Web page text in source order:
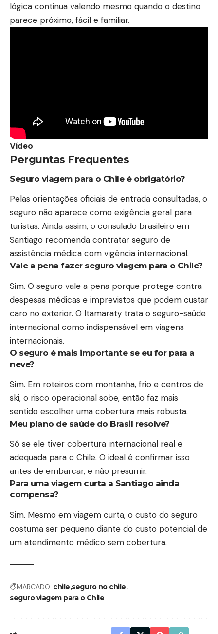
lógica continua valendo mesmo quando o destino
parece próximo, fácil e familiar.
Vídeo
Perguntas Frequentes
Seguro viagem para o Chile é obrigatório?
Pelas orientações oficiais de entrada consultadas, o
seguro não aparece como exigência geral para
turistas. Ainda assim, o consulado brasileiro em
Santiago recomenda contratar seguro de
assistência médica com vigência internacional.
Vale a pena fazer seguro viagem para o Chile?
Sim. O seguro vale a pena porque protege contra
despesas médicas e imprevistos que podem custar
caro no exterior. O Itamaraty trata o seguro-saúde
internacional como indispensável em viagens
internacionais.
O seguro é mais importante se eu for para a
neve?
Sim. Em roteiros com montanha, frio e centros de
ski, o risco operacional sobe, então faz mais
sentido escolher uma cobertura mais robusta.
Meu plano de saúde do Brasil resolve?
Só se ele tiver cobertura internacional real e
adequada para o Chile. O ideal é confirmar isso
antes de embarcar, e não presumir.
Para uma viagem curta a Santiago ainda
compensa?
Sim. Mesmo em viagem curta, o custo do seguro
costuma ser pequeno diante do custo potencial de
um atendimento médico sem cobertura.
MARCADO: chile seguro no chile
seguro viagem para o Chile